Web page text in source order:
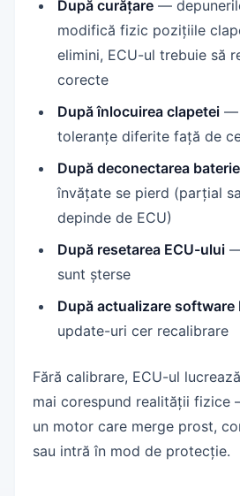
După curățare —
modifică fizic pozițiile
elimini, ECU-ul trebuie să
corecte
După înlocuirea clapetei —
toleranțe diferite față de
După deconectarea
învățate se pierd (parțial
depinde de ECU)
După resetarea ECU-ului
sunt șterse
După actualizare software
update-uri cer recalibrare
Fără calibrare, ECU-ul
mai corespund realității fizice
un motor care merge prost,
sau intră în mod de protecție.